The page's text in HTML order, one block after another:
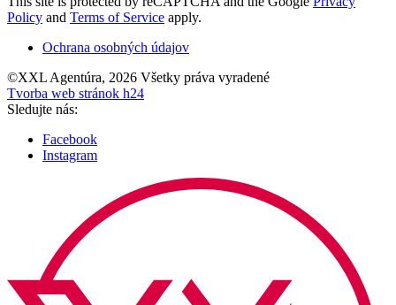
Policy and Terms of Service apply.
Ochrana osobných údajov
©XXL Agentúra, 2026 Všetky práva vyradené
Tvorba web stránok h24
Sledujte nás:
Facebook
Instagram